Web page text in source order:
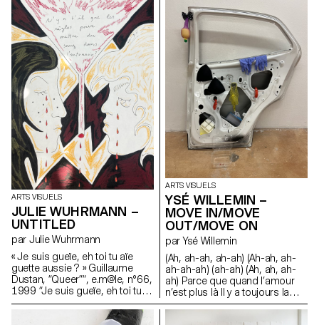
de faire plus d’efforts.
J’essaierai de faire plus
d’efforts. J’essaierai de faire
plus d’efforts. J’essaierai de
faire plus d’efforts.
ARTS VISUELS
JULIE WUHRMANN –
UNTITLED
par Julie Wuhrmann
« Je suis gueïe, eh toi tu aïe
guette aussie ? » Guillaume
Dustan, “Queer”“, e.m@le, n°66,
1999 “Je suis gueïe, eh toi tu
aïe guette aussie?” Guillaume
Dustan, “Queer”, e.m@le, n°66,
ARTS VISUELS
YSÉ WILLEMIN –
MOVE IN/MOVE
OUT/MOVE ON
par Ysé Willemin
(Ah, ah-ah, ah-ah) (Ah-ah, ah-
ah-ah-ah) (ah-ah) (Ah, ah, ah-
ah) Parce que quand l’amour
n’est plus là Il y a toujours la
justice Et quand la justice n’est